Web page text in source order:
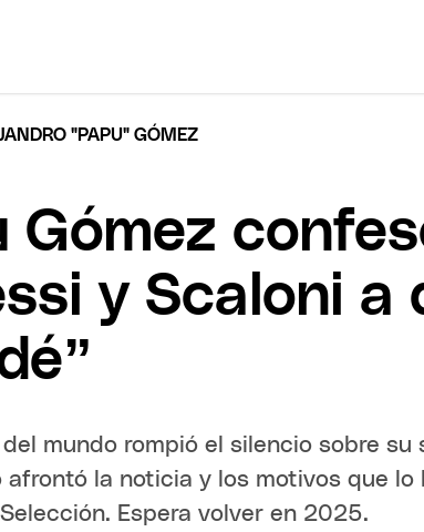
"PAPU" GÓMEZ
Gómez
y Scaloni a
del mundo rompió el silencio sobre su
afrontó la noticia y los motivos que lo
Espera volver en 2025.